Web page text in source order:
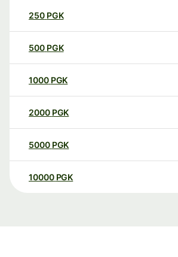
250 PGK
500 PGK
1000 PGK
2000 PGK
5000 PGK
10000 PGK